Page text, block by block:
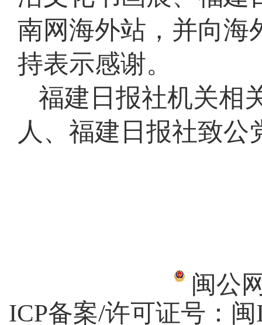
南网海外站，并向海
持表示感谢。
福建日报社机关相
人、福建日报社致公
闽公
ICP备案/许可证号： 闽